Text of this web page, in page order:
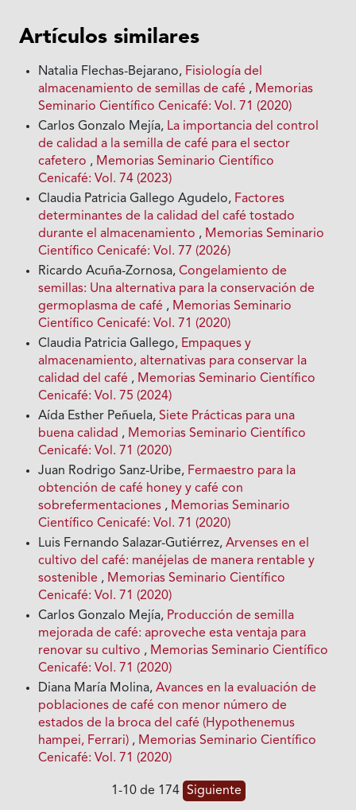
Artículos similares
Natalia Flechas-Bejarano, Fisiología del
almacenamiento de semillas de café , Memorias
Seminario Científico Cenicafé: Vol. 71 (2020)
Carlos Gonzalo Mejía, La importancia del control
de calidad a la semilla de café para el sector
cafetero , Memorias Seminario Científico
Cenicafé: Vol. 74 (2023)
Claudia Patricia Gallego Agudelo, Factores
determinantes de la calidad del café tostado
durante el almacenamiento , Memorias Seminario
Científico Cenicafé: Vol. 77 (2026)
Ricardo Acuña-Zornosa,Congelamiento de
semillas: Una alternativa para la conservación de
germoplasma de café , Memorias Seminario
Científico Cenicafé: Vol. 71 (2020)
Claudia Patricia Gallego, Empaques y
almacenamiento, alternativas para conservar la
calidad del café , Memorias Seminario Científico
Cenicafé: Vol. 75 (2024)
Aída Esther Peñuela,Siete Prácticas para una
buena calidad , Memorias Seminario Científico
Cenicafé: Vol. 71 (2020)
Juan Rodrigo Sanz-Uribe, Fermaestro para la
obtención de café honey y café con
sobrefermentaciones , Memorias Seminario
Científico Cenicafé: Vol. 71 (2020)
Luis Fernando Salazar-Gutiérrez,Arvenses en el
cultivo del café: manéjelas de manera rentable y
sostenible , Memorias Seminario Científico
Cenicafé: Vol. 71 (2020)
Carlos Gonzalo Mejía, Producción de semilla
mejorada de café: aproveche esta ventaja para
renovar su cultivo , Memorias Seminario Científico
Cenicafé: Vol. 71 (2020)
Diana María Molina,Avances en la evaluación de
poblaciones de café con menor número de
estados de la broca del café (Hypothenemus
hampei, Ferrari) , Memorias Seminario Científico
Cenicafé: Vol. 71 (2020)
1-10 de 174 Siguiente